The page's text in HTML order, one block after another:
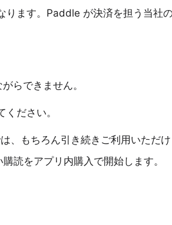
ります。Paddle が決済を担う当社
らできません。
ださい。
、もちろん引き続きご利用いただけ
読をアプリ内購入で開始します。